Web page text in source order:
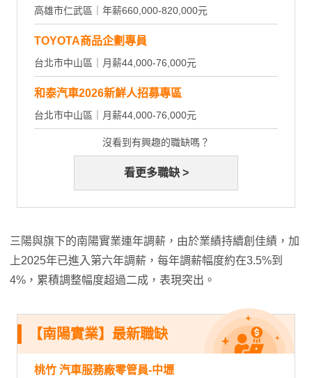
高雄市仁武區｜年薪660,000-820,000元
TOYOTA商品企劃專員
台北市中山區｜月薪44,000-76,000元
和泰汽車2026新鮮人招募專區
台北市中山區｜月薪44,000-76,000元
沒看到有興趣的職缺嗎？
看更多職缺 >
三陽與旗下的南陽實業連年調薪，由於業績持續創佳績，加
上2025年已進入第六年調薪，每年調薪幅度約在3.5%到
4%，累積調整幅度超過二成，表現突出。
【南陽實業】最新職缺
桃竹 汽車服務廠零管員-中壢